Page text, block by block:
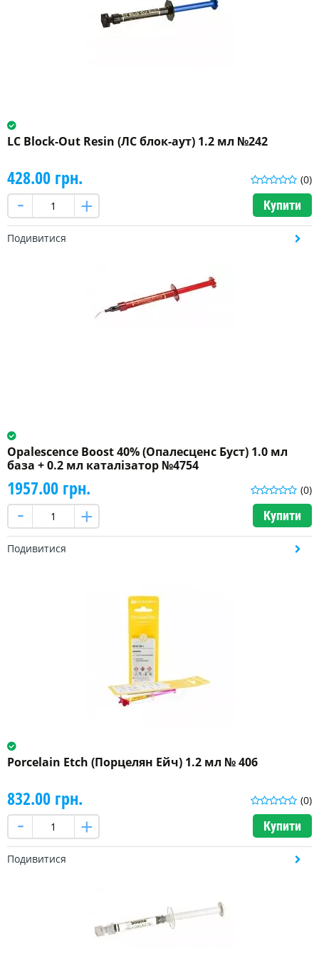
LC Block-Out Resin (ЛС блок-аут) 1.2 мл №242
(0)
428.00 грн.
Купити
Подивитися
Opalescence Boost 40% (Опалесценс Буст) 1.0 мл
база + 0.2 мл каталізатор №4754
(0)
1957.00 грн.
Купити
Подивитися
Porcelain Etch (Порцелян Ейч) 1.2 мл № 406
(0)
832.00 грн.
Купити
Подивитися